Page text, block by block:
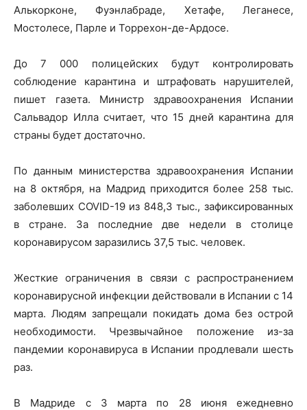
Алькорконе, Фуэнлабраде, Хетафе, Леганесе,
Мостолесе, Парле и Торрехон-де-Ардосе.
До 7 000 полицейских будут контролировать
соблюдение карантина и штрафовать нарушителей,
пишет газета. Министр здравоохранения Испании
Сальвадор Илла считает, что 15 дней карантина для
страны будет достаточно.
По данным министерства здравоохранения Испании
на 8 октября, на Мадрид приходится более 258 тыс.
заболевших COVID-19 из 848,3 тыс., зафиксированных
в стране. За последние две недели в столице
коронавирусом заразились 37,5 тыс. человек.
Жесткие ограничения в связи с распространением
коронавирусной инфекции действовали в Испании с 14
марта. Людям запрещали покидать дома без острой
необходимости. Чрезвычайное положение из-за
пандемии коронавируса в Испании продлевали шесть
раз.
В Мадриде с 3 марта по 28 июня ежедневно